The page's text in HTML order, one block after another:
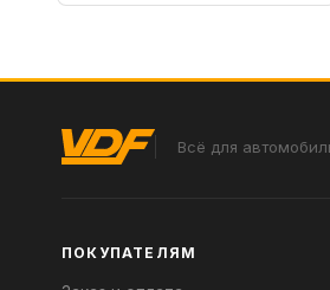
Всё для
ПОКУПАТЕЛЯМ